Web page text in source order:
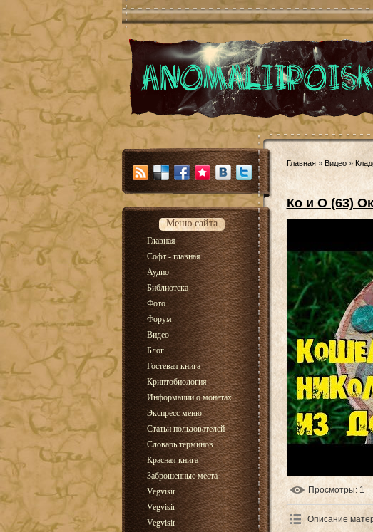
Меню сайта
Главная
Софт - главная
Аудио
Библиотека
Фото
Форум
Видео
Блог
Гостевая книга
Криптобиология
Информации о монетах
Экспресс меню
Статьи пользователей
Словарь терминов
Красная книга
Заброшенные места
Vegvisir
Vegvisir
Vegvisir
Главная» Видео»
Ко и О (63)
Просмотры: 1
Описание